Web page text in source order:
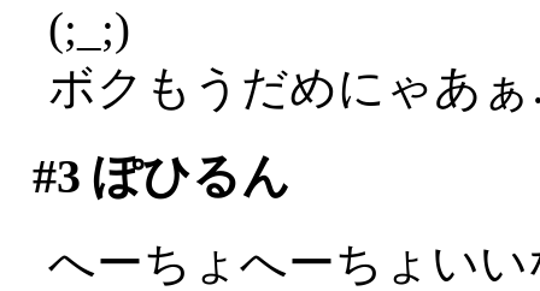
(;_;)
ボクもうだめにゃあ
#3 ぽひるん
へーちょへーちょい